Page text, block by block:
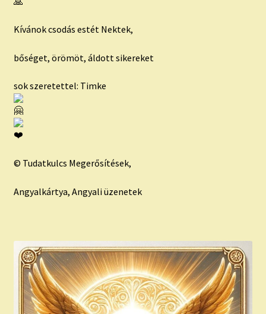
Kívánok csodás estét Nektek,
bőséget, örömöt, áldott sikereket
sok szeretettel: Timke
© Tudatkulcs Megerősítések,
Angyalkártya, Angyali üzenetek